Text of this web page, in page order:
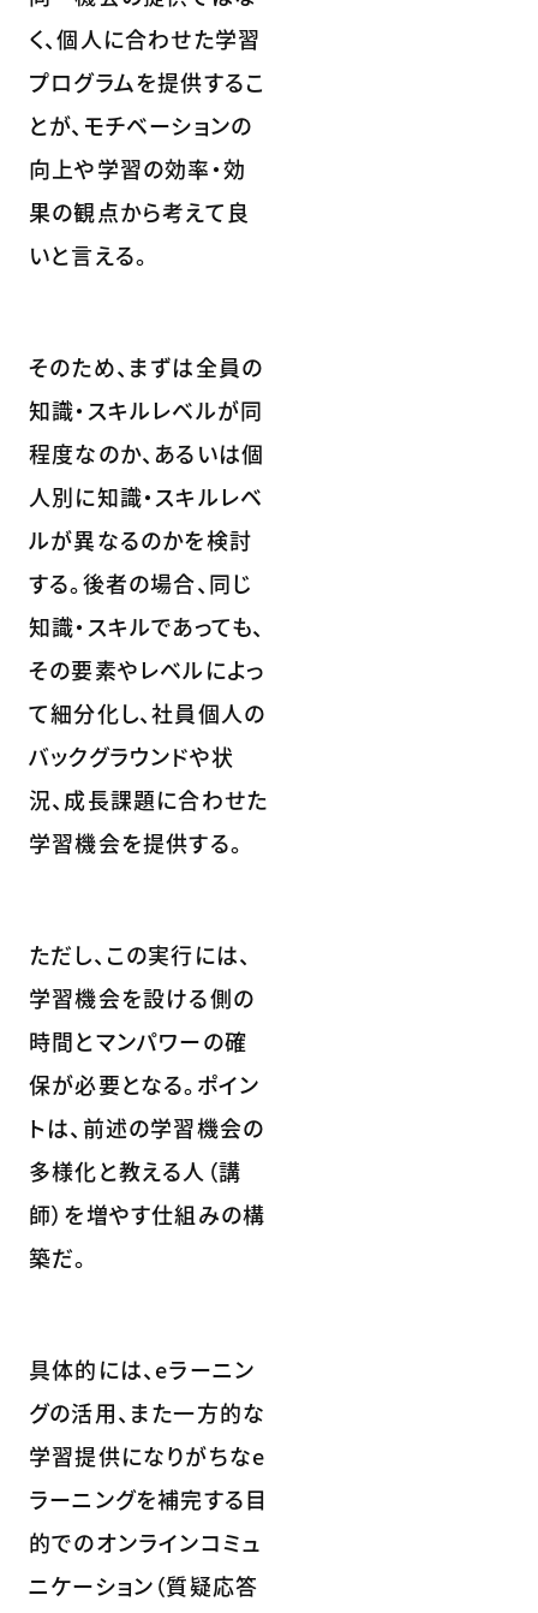
く、個人に合わせた学習
プログラムを提供するこ
とが、モチベーションの
向上や学習の効率・効
果の観点から考えて良
いと言える。
そのため、まずは全員の
知識・スキルレベルが同
程度なのか、あるいは個
人別に知識・スキルレベ
ルが異なるのかを検討
する。後者の場合、同じ
知識・スキルであっても、
その要素やレベルによっ
て細分化し、社員個人の
バックグラウンドや状
況、成長課題に合わせた
学習機会を提供する。
ただし、この実行には、
学習機会を設ける側の
時間とマンパワーの確
保が必要となる。ポイン
トは、前述の学習機会の
多様化と教える人（講
師）を増やす仕組みの構
築だ。
具体的には、eラーニン
グの活用、また一方的な
学習提供になりがちなe
ラーニングを補完する目
的でのオンラインコミュ
ニケーション（質疑応答